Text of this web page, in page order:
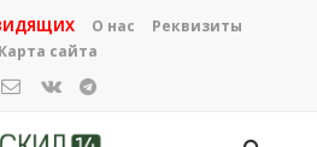
О нас
Реквизиты
Карта сайта